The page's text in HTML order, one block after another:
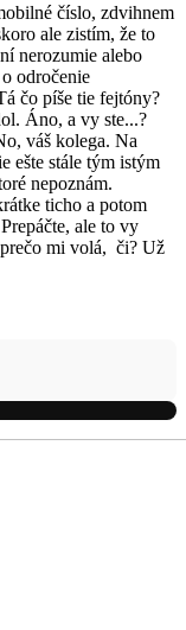
číslo, zdvihnem
ale zistím, že to
nerozumie alebo
odročenie
čo píše tie fejtóny?
Áno, a vy ste...?
váš kolega. Na
ešte stále tým istým
nepoznám.
ticho a potom
ale to vy
mi volá, či? Už